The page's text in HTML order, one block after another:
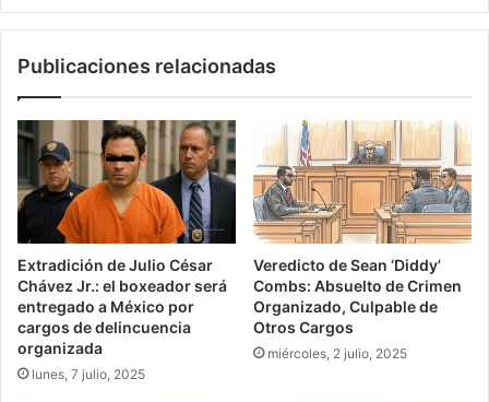
Publicaciones relacionadas
Extradición de Julio César
Chávez Jr.: el boxeador será
entregado a México por
cargos de delincuencia
organizada
lunes, 7 julio, 2025
Veredicto de Sean ‘Diddy’
Combs: Absuelto de Crimen
Organizado, Culpable de
Otros Cargos
miércoles, 2 julio, 2025